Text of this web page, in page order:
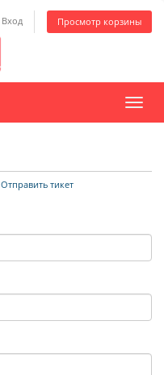
Вход Просмотр корзины
Отправить тикет